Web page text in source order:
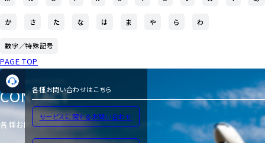
か さ た な は ま や ら わ
数字／特殊記号
PAGE TOP
各種お問い合わせはこちら
サービスに関するお問い合わせ
CONTACT
各種お問い合わせ